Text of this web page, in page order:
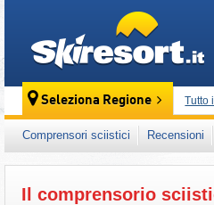
Seleziona Regione Tutto
Comprensori sciistici Recensioni
Il comprensorio